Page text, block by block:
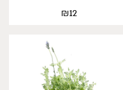
12
₪